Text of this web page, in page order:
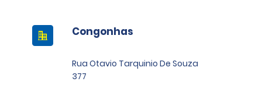
Congonhas
Rua Otavio Tarquinio De Souza
377